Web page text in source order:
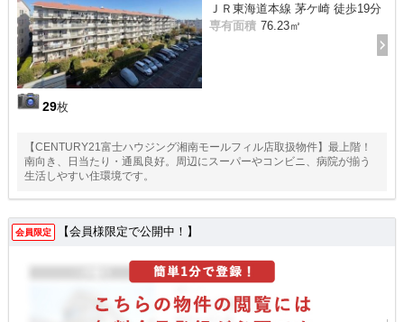
29枚
ＪＲ東海道本線 茅ケ崎 徒歩19分
専有面積 76.23㎡
【CENTURY21富士ハウジング湘南モールフィル店取扱物件】最上階！
南向き、日当たり・通風良好。周辺にスーパーやコンビニ、病院が揃う
生活しやすい住環境です。
会員限定 【会員様限定で公開中！】